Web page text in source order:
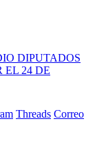
DIPUTADOS
EL 24 DE
Threads Correo